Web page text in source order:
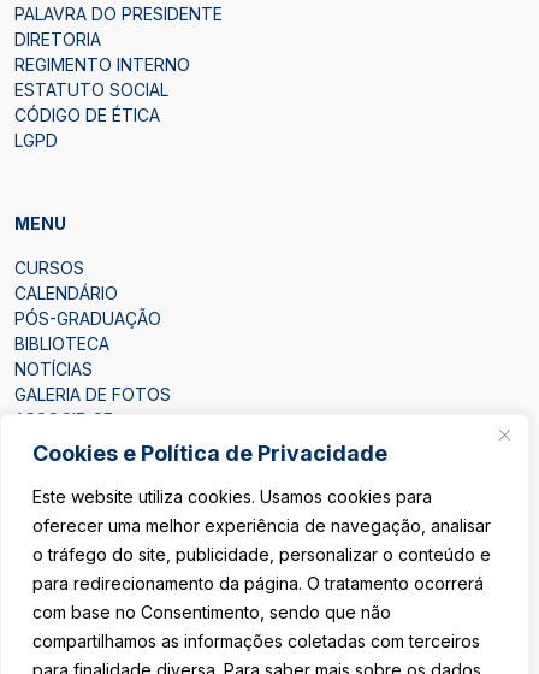
Cookies e Política de Privacidade
Este website utiliza cookies. Usamos cookies para
oferecer uma melhor experiência de navegação, analisar
o tráfego do site, publicidade, personalizar o conteúdo e
para redirecionamento da página. O tratamento ocorrerá
com base no Consentimento, sendo que não
compartilhamos as informações coletadas com terceiros
para finalidade diversa. Para saber mais sobre os dados
PALAVRA DO PRESIDENTE
DIRETORIA
REGIMENTO INTERNO
ESTATUTO SOCIAL
CÓDIGO DE ÉTICA
LGPD
MENU
CURSOS
CALENDÁRIO
PÓS-GRADUAÇÃO
BIBLIOTECA
NOTÍCIAS
GALERIA DE FOTOS
ASSOCIE-SE
CONTATO
ÁREA DO ASSOCIADO
SEJA ASSOCIADO